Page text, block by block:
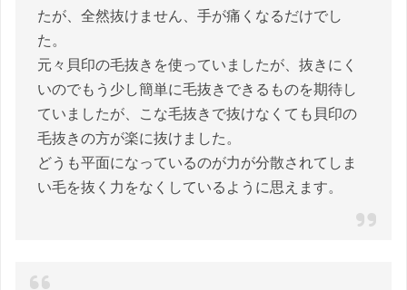
たが、全然抜けません、手が痛くなるだけでし
た。
元々貝印の毛抜きを使っていましたが、抜きにく
いのでもう少し簡単に毛抜きできるものを期待し
ていましたが、こな毛抜きで抜けなくても貝印の
毛抜きの方が楽に抜けました。
どうも平面になっているのが力が分散されてしま
い毛を抜く力をなくしているように思えます。